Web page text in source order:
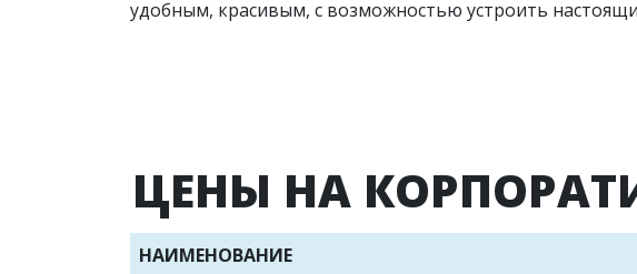
удобным, красивым, с возможностью устроить
ЦЕНЫ НА
НАИМЕНОВАНИЕ